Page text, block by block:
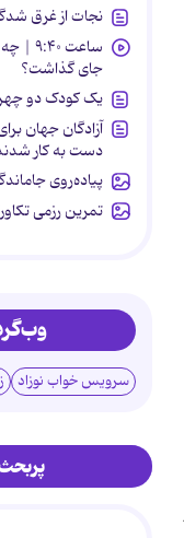
نجات از غرق
ساعت
جای گذاشت؟
یک کودک دو
آزادگان جهان
دست به کار
پیاده‌روی
تمرین رزمی
سرویس خواب نوزاد